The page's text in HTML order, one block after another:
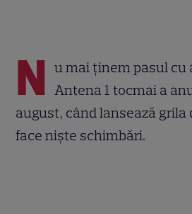
N u mai ținem pasul cu
Antena 1 tocmai a
august, când lansează grila
face niște schimbări.